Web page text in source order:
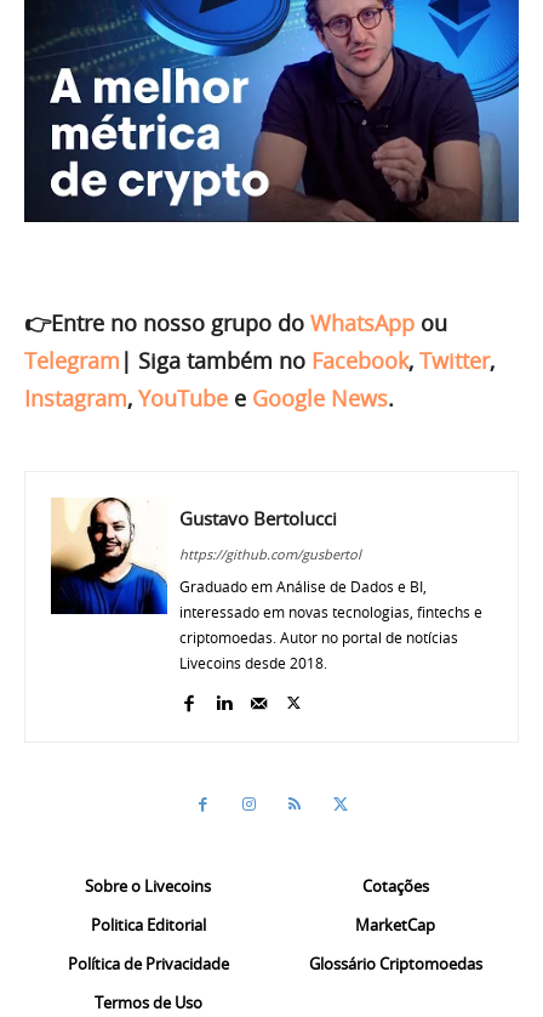
👉Entre no nosso grupo do WhatsApp ou
Telegram | Siga também no Facebook, Twitter,
Instagram, YouTube e Google News.
Gustavo Bertolucci
https://github.com/gusbertol
Graduado em Análise de Dados e BI,
interessado em novas tecnologias, fintechs e
criptomoedas. Autor no portal de notícias
Livecoins desde 2018.
Sobre o Livecoins
Politica Editorial
Política de Privacidade
Termos de Uso
Cotações
MarketCap
Glossário Criptomoedas